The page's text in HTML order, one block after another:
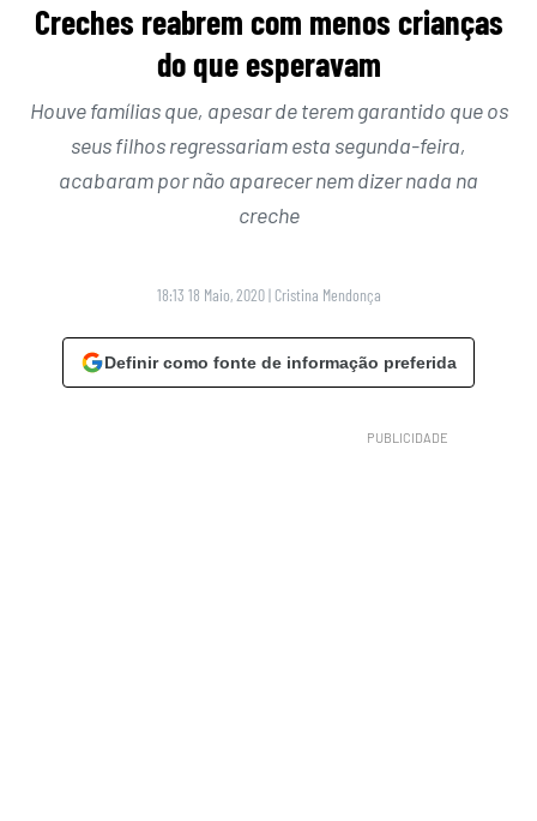
Creches reabrem com menos crianças
do que esperavam
Houve famílias que, apesar de terem garantido que os
seus filhos regressariam esta segunda-feira,
acabaram por não aparecer nem dizer nada na
creche
18:13 18 Maio, 2020 | Cristina Mendonça
Definir como fonte de informação preferida